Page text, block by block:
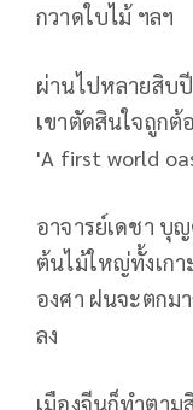
กวาดใบไม้ ฯลฯ
ผ่านไปหลายสิบ
เขาตัดสินใจถูกต้
'A first world
อาจารย์เดชา บุ
ต้นไม้ใหญ่ทั้งเก
องศา ฝนจะตกม
ลง
เมืองจีนก็ทำตา